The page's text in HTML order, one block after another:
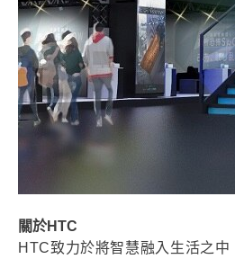
關於HTC
HTC致力於將智慧融入生活之